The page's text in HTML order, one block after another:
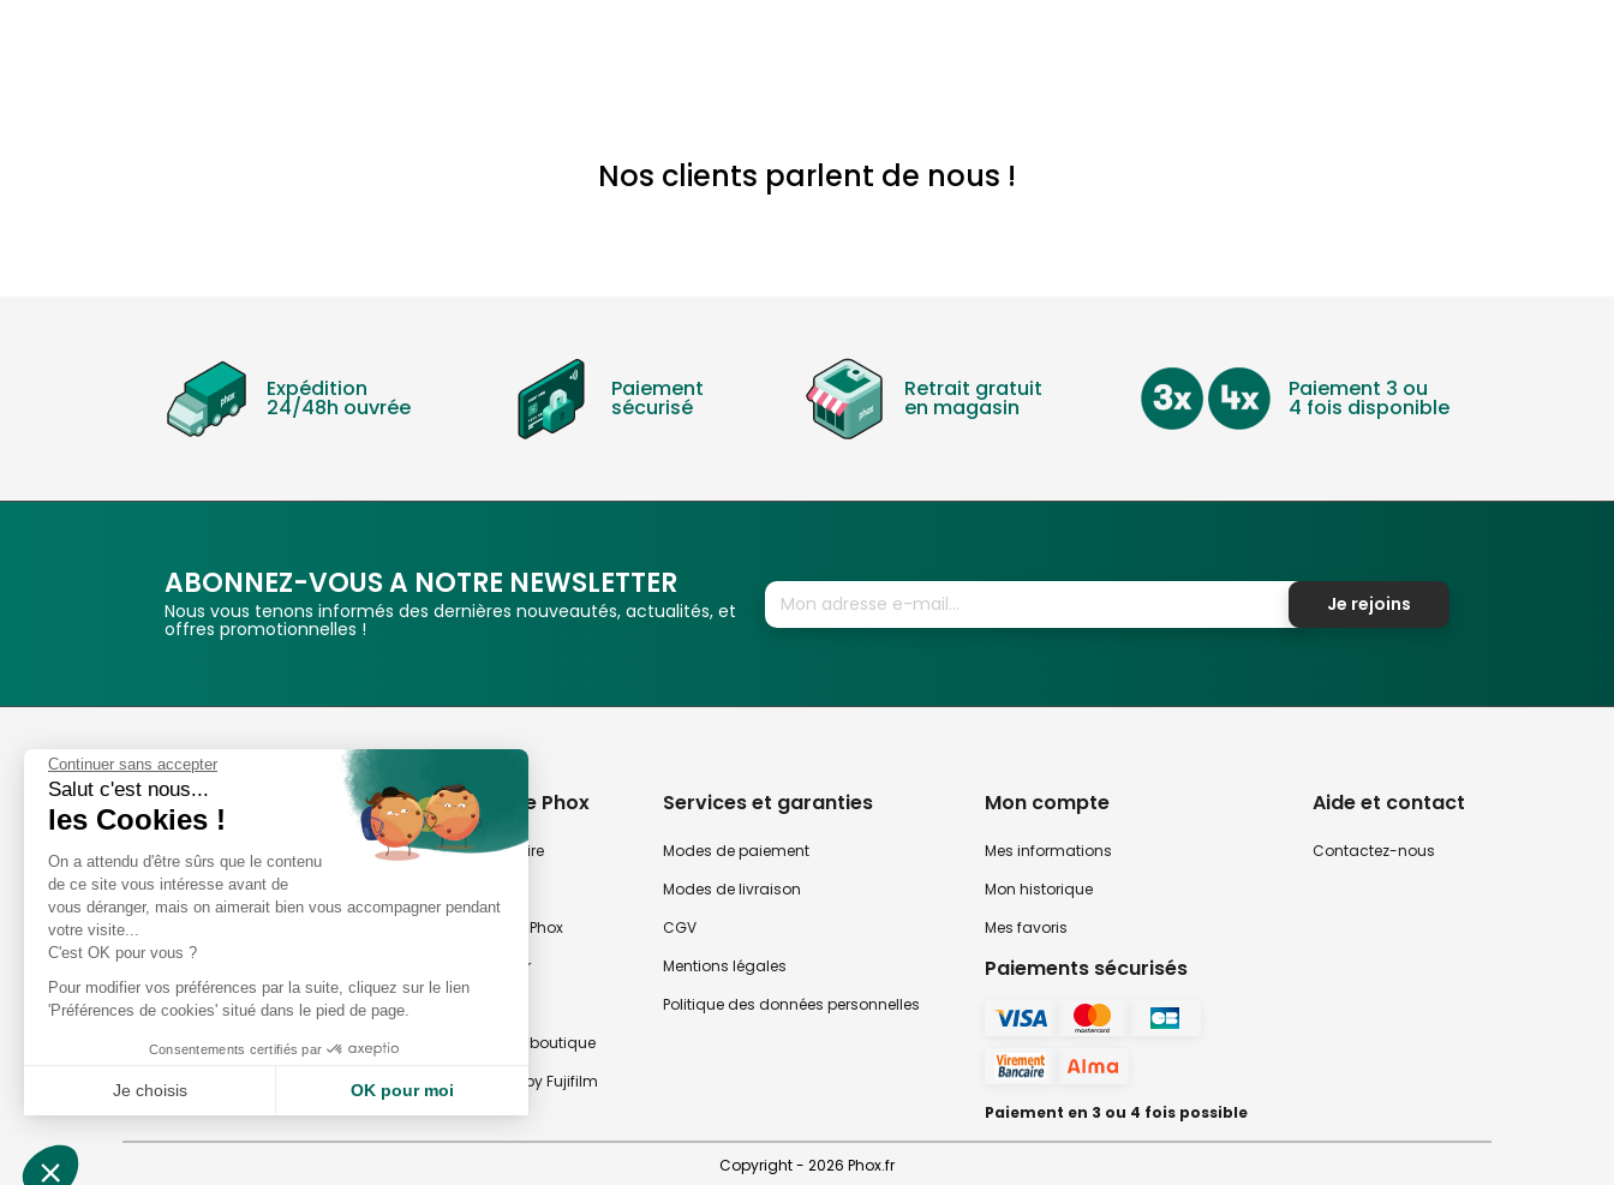
Nos clients parlent de nous !
Expédition
24/48h ouvrée
Paiement
sécurisé
Retrait gratuit
en magasin
Paiement 3 ou
4 fois disponible
ABONNEZ-VOUS A NOTRE NEWSLETTER
Nous vous tenons informés des dernières nouveautés, actualités, et
offres promotionnelles !
Je rejoins
Phox
Spécialiste de l'image
Suivez-nous
Avis clients
8,2/10 Avis vérifiés
L'Appli Phox
A propos de Phox
Notre savoir-faire
Nos magasins Phox
Notre newsletter
Atelier Photo en boutique
Travaux Photo by Fujifilm
Services et garanties
Modes de paiement
Modes de livraison
CGV
Mentions légales
Politique des données personnelles
Mon compte
Mes informations
Mon historique
Mes favoris
Paiements sécurisés
Paiement en 3 ou 4 fois possible
Aide et contact
Contactez-nous
Copyright - 2026 Phox.fr
Continuer sans accepter
Salut c'est nous...
les Cookies !
On a attendu d'être sûrs que le contenu
de ce site vous intéresse avant de
vous déranger, mais on aimerait bien vous accompagner pendant
votre visite...
C'est OK pour vous ?
Pour modifier vos préférences par la suite, cliquez sur le lien
'Préférences de cookies' situé dans le pied de page.
Consentements certifiés par
Je choisis OK pour moi
Notre plateforme vous permet d'adapter et de gérer vos paramètres de confidentialité, en garantissant la conformité avec les réglementations. Personnalisez vos préférences pour contrôler la manière dont vos informations sont manipulées.